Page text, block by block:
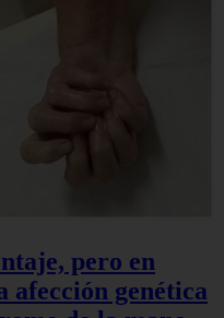
pero en
afección genética